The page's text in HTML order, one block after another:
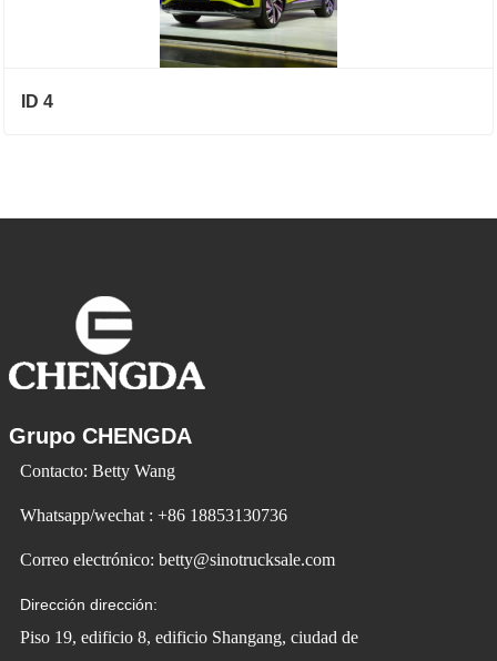
ID 4
Grupo CHENGDA
Contacto: Betty Wang
Whatsapp/wechat : +86 18853130736
Correo electrónico: betty@sinotrucksale.com
Dirección dirección:
Piso 19, edificio 8, edificio Shangang, ciudad de